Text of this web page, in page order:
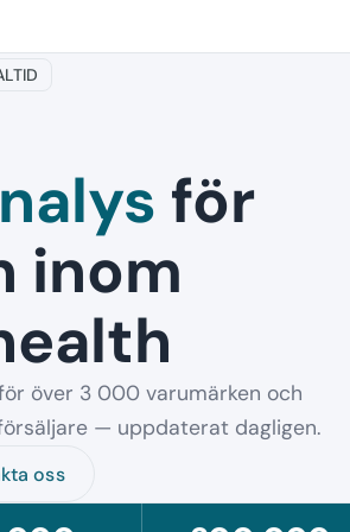
för
inom
över 3 000 varumärken och
— uppdaterat dagligen.
oss